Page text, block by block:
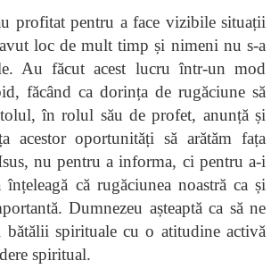
pentru a face vizibile situații
loc de mult timp și nimeni nu s-a
Au făcut acest lucru într-un mod
făcând ca dorința de rugăciune să
în rolul său de profet, anunță și
acestor oportunități să arătăm fața
nu pentru a informa, ci pentru a-i
că rugăciunea noastră ca și
Dumnezeu așteaptă ca să ne
bătălii spirituale cu o atitudine activă
spiritual.